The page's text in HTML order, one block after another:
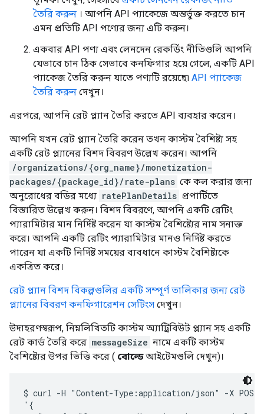
তৈরি করুন । আপনি API প্যাকেজে অন্তর্ভুক্ত করতে চান
এমন প্রতিটি API পণ্যের জন্য এটি করুন।
একবার API পণ্য এবং লেনদেন রেকর্ডিং নীতিগুলি আপনি
যেভাবে চান ঠিক সেভাবে কনফিগার হয়ে গেলে, একটি API
প্যাকেজ তৈরি করুন যাতে পণ্যটি রয়েছে৷ API প্যাকেজ
তৈরি করুন দেখুন।
এরপরে, আপনি রেট প্ল্যান তৈরি করতে API ব্যবহার করেন।
আপনি যখন রেট প্ল্যান তৈরি করেন তখন কাস্টম বৈশিষ্ট্য সহ
একটি রেট প্ল্যানের বিশদ বিবরণ উল্লেখ করেন। আপনি
/organizations/{org_name}/monetization-
packages/{package_id}/rate-plans কে কল করার জন্য
অনুরোধের বডির মধ্যে ratePlanDetails প্রপার্টিতে
বিস্তারিত উল্লেখ করুন। বিশদ বিবরণে, আপনি একটি রেটিং
প্যারামিটার মান নির্দিষ্ট করেন যা কাস্টম বৈশিষ্ট্যের নাম সনাক্ত
করে। আপনি একটি রেটিং প্যারামিটার মানও নির্দিষ্ট করতে
পারেন যা একটি নির্দিষ্ট সময়ের ব্যবধানে কাস্টম বৈশিষ্ট্যকে
একত্রিত করে।
রেট প্ল্যান বিশদ বিকল্পগুলির একটি সম্পূর্ণ তালিকার জন্য রেট
প্ল্যানের বিবরণ কনফিগারেশন সেটিংস দেখুন।
উদাহরণস্বরূপ, নিম্নলিখিতটি কাস্টম অ্যাট্রিবিউট প্ল্যান সহ একটি
রেট কার্ড তৈরি করে messageSize নামে একটি কাস্টম
বৈশিষ্ট্যের উপর ভিত্তি করে ( বোল্ডেআইটেমগুলি দেখুন)।
$ curl -H "Content-Type:application/json" -X
'{